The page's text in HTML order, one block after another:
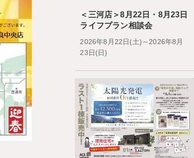
＜三河店＞8月22日・8月23日
ライフプラン相談会
2026年8月22日(土)～2026年8月
23日(日)